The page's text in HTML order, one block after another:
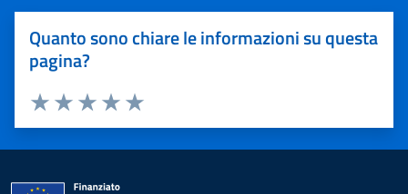
Quanto sono chiare le informazioni su questa
pagina?
Valuta 5 stelle su 5
Valuta 4 stelle su 5
Valuta 3 stelle su 5
Valuta 2 stelle su 5
Valuta 1 stelle su 5